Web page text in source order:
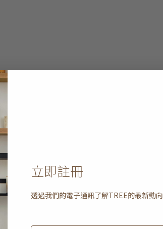
立即註冊
透過我們的電子通訊了解TREE的最新動向